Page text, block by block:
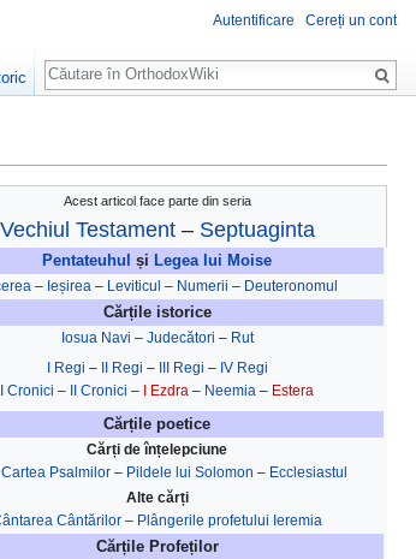
Acest articol face parte din seria
Vechiul Testament– Septuaginta
Pentateuhul și Legea lui Moise
– Ieșirea– Leviticul – Numerii – Deuteronomul
Cărțile istorice
Iosua Navi – Judecători – Rut
I Regi – II Regi – III Regi – IV Regi
I Cronici – II Cronici – I Ezdra – Neemia – Estera
Cărțile poetice
Cărți de înțelepciune
Cartea Psalmilor – Pildele lui Solomon – Ecclesiastul
Alte cărți
Cântărilor – Plângerile profetului Ieremia
Cărțile Profeților
Autentificare Cereți un cont
Căutare